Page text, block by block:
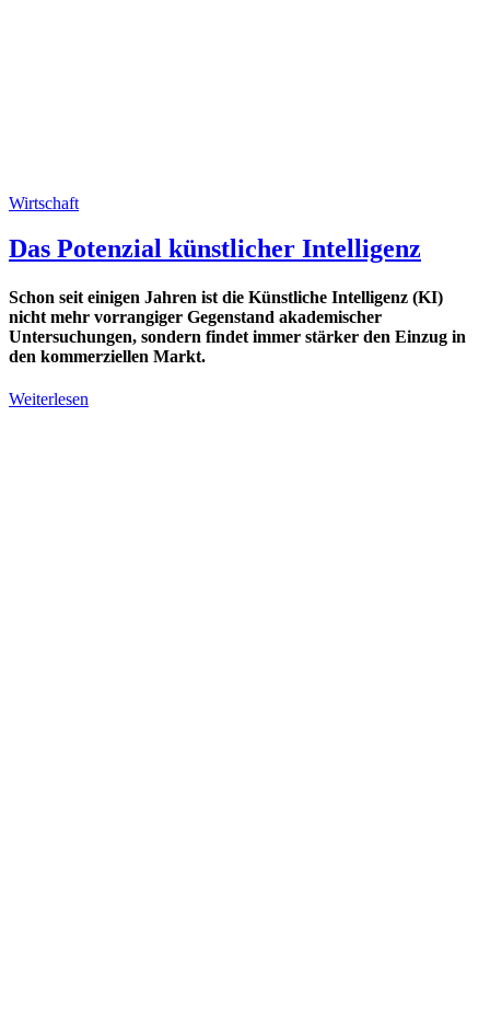
Wirtschaft
Das Potenzial künstlicher Intelligenz
Schon seit einigen Jahren ist die Künstliche Intelligenz (KI)
nicht mehr vorrangiger Gegenstand akademischer
Untersuchungen, sondern findet immer stärker den Einzug in
den kommerziellen Markt.
Weiterlesen